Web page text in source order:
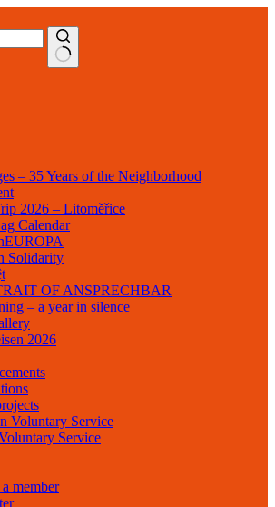
– 35 Years of the Neighborhood
2026 – Litoměřice
Calendar
Solidarity
OF ANSPRECHBAR
– a year in silence
2026
Voluntary Service
Service
member